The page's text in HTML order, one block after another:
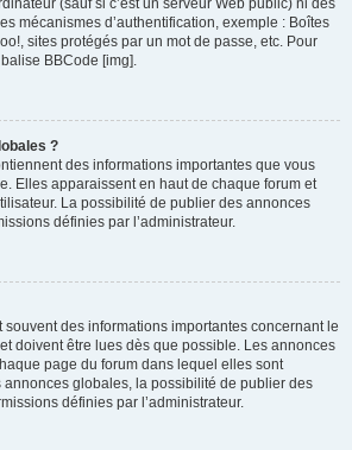
(sauf si c’est un serveur Web public) ni des
mécanismes d’authentification, exemple : Boîtes
sites protégés par un mot de passe, etc. Pour
BBCode [img].
?
des informations importantes que vous
Elles apparaissent en haut de chaque forum et
La possibilité de publier des annonces
définies par l’administrateur.
des informations importantes concernant le
doivent être lues dès que possible. Les annonces
page du forum dans lequel elles sont
globales, la possibilité de publier des
définies par l’administrateur.